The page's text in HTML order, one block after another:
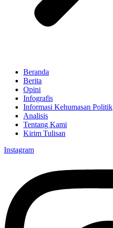
Beranda
Berita
Opini
Infografis
Informasi Kehumasan Politik
Analisis
Tentang Kami
Kirim Tulisan
Instagram